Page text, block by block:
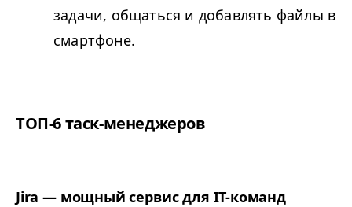
задачи, общаться и добавлять файлы в
смартфоне.
ТОП-6 таск-менеджеров
Jira — мощный сервис для IT-команд